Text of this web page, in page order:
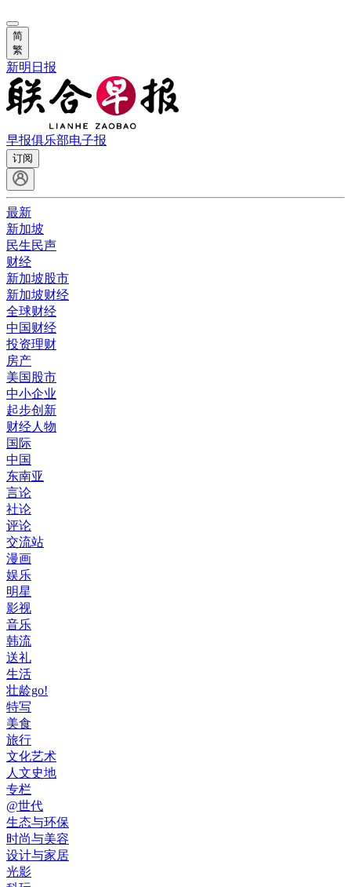
简
繁
新明日报
早报俱乐部电子报
订阅
最新
新加坡
民生民声
财经
新加坡股市
新加坡财经
全球财经
中国财经
投资理财
房产
美国股市
中小企业
起步创新
财经人物
国际
中国
东南亚
言论
社论
评论
交流站
漫画
娱乐
明星
影视
音乐
韩流
送礼
生活
壮龄go!
特写
美食
旅行
文化艺术
人文史地
专栏
@世代
生态与环保
时尚与美容
设计与家居
光影